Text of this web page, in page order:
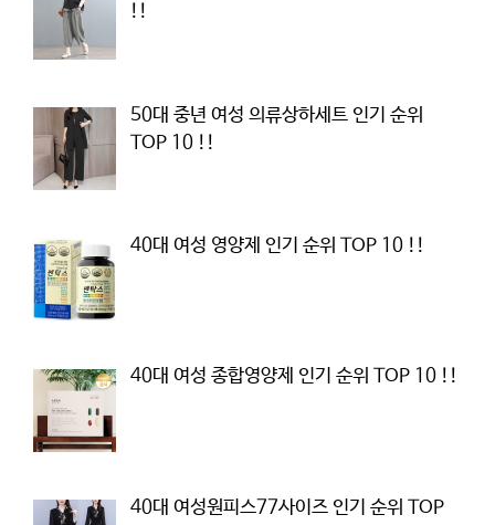
!!
50대 중년 여성 의류상하세트 인기 순위
TOP 10 !!
40대 여성 영양제 인기 순위 TOP 10 !!
40대 여성 종합영양제 인기 순위 TOP 10 !!
40대 여성원피스77사이즈 인기 순위 TOP